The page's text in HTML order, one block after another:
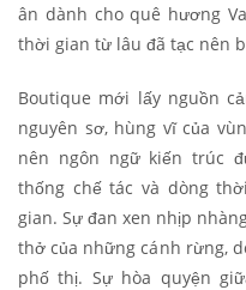
ân dành cho quê hương
thời gian từ lâu đã tạc nên
Boutique mới lấy nguồn
nguyên sơ, hùng vĩ của
nên ngôn ngữ kiến trúc
thống chế tác và dòng
gian. Sự đan xen nhịp
thở của những cánh rừng,
phố thị. Sự hòa quyện